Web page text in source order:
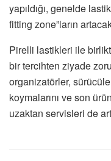
yapıldığı, genelde
fitting zone”ların
Pirelli lastikleri ile
bir tercihten ziyade
organizatörler,
koymalarını ve son
uzaktan servisleri de